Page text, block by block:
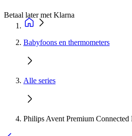
Betaal later met Klarna
Babyfoons en thermometers
Alle series
Philips Avent Premium